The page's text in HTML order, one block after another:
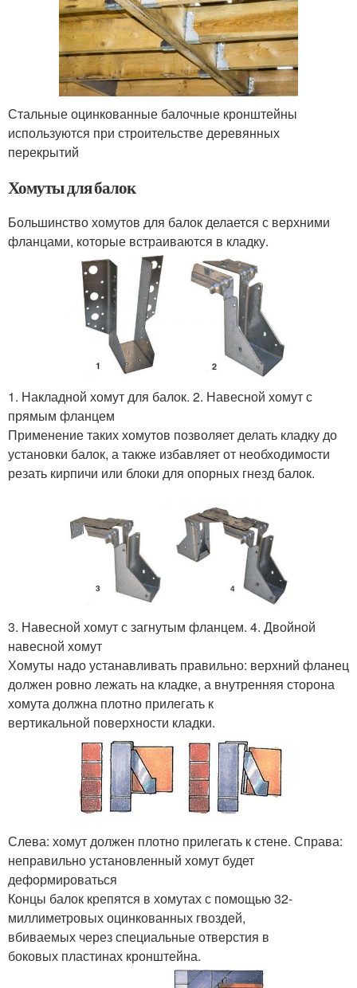
Стальные оцинкованные балочные кронштейны
используются при строительстве деревянных
перекрытий
Хомуты для балок
Большинство хомутов для балок делается с верхними
фланцами, которые встраиваются в кладку.
1. Накладной хомут для балок. 2. Навесной хомут с
прямым фланцем
Применение таких хомутов позволяет делать кладку до
установки балок, а также избавляет от необходимости
резать кирпичи или блоки для опорных гнезд балок.
3. Навесной хомут с загнутым фланцем. 4. Двойной
навесной хомут
Хомуты надо устанавливать правильно: верхний фланец
должен ровно лежать на кладке, а внутренняя сторона
хомута должна плотно прилегать к
вертикальной поверхности кладки.
Слева: хомут должен плотно прилегать к стене. Справа:
неправильно установленный хомут будет
деформироваться
Концы балок крепятся в хомутах с помощью 32-
миллиметровых оцинкованных гвоздей,
вбиваемых через специальные отверстия в
боковых пластинах кронштейна.